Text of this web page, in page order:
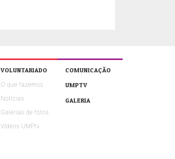
VOLUNTARIADO
O que fazemos
Notícias
Galerias de fotos
Vídeos UMPtv
COMUNICAÇÃO
UMPTV
GALERIA